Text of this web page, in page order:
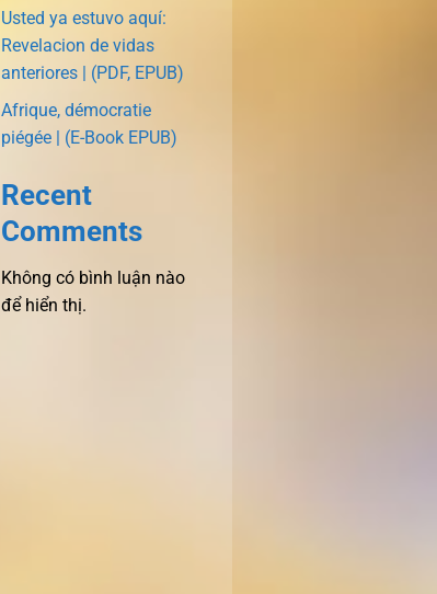
Usted ya estuvo aquí:
Revelacion de vidas
anteriores | (PDF, EPUB)
Afrique, démocratie
piégée | (E-Book EPUB)
Recent
Comments
Không có bình luận nào
để hiển thị.